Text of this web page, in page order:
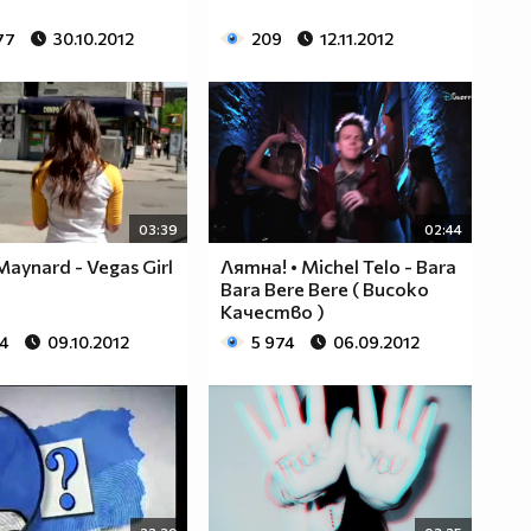
30.10.2012 209 12.11.2012
03:39
- Vegas Girl
09.10.2012
02:44
Лятна! • Michel Telo - Bara
Bara Bere Bere ( Високо
Качество )
5 974 06.09.2012